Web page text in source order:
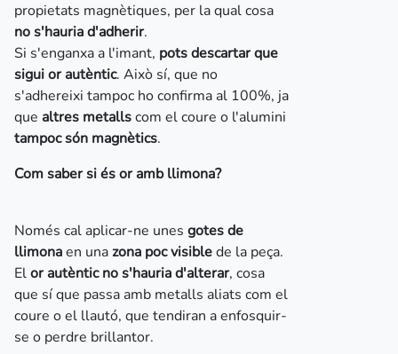
propietats magnètiques, per la qual cosa
no s'hauria d'adherir.
Si s'enganxa a l'imant, pots descartar que
sigui or autèntic. Això sí, que no
s'adhereixi tampoc ho confirma al 100%, ja
que altres metallscom el coure o l'alumini
tampoc són magnètics.
Com saber si és or amb llimona?
Només cal aplicar-ne unes gotes de
llimonaen unazona poc visiblede la peça.
Elor autèntic no s'hauria d'alterar, cosa
que sí que passa amb metalls aliats com el
coure o el llautó, que tendiran a enfosquir-
se o perdre brillantor.